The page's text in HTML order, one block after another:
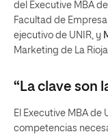
del Executive MBA
Facultad de
ejecutivo de UNIR, y
Marketing de La
“La clave son
El Executive MBA de
competencias